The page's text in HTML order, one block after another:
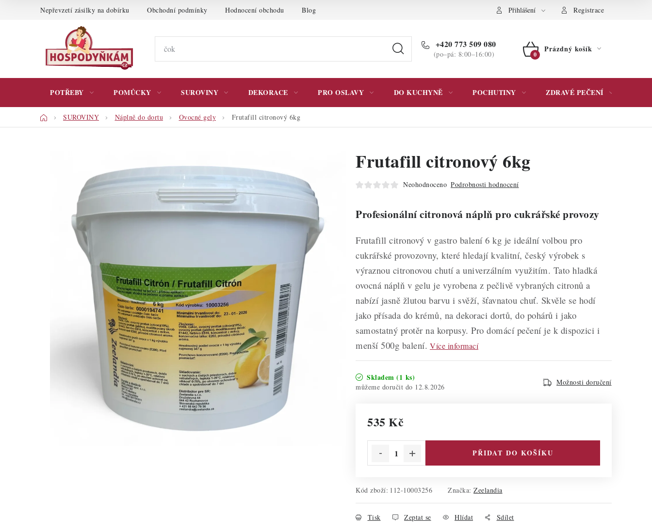
Nepřevzetí zásilky na dobírku Obchodní podmínky Hodnocení obchodu Blog Podmínky ochrany osobních údajů Přihlášení Registrace
+420 773 509 080
(po–pá: 8:00–16:00)
NÁKUPNÍ
Prázdný košík
POTŘEBY POMŮCKY SUROVINY DEKORACE PRO OSLAVY DO KUCHYNĚ POCHUTINY ZDRAVÉ PEČENÍ
DomůSUROVINY Náplně do dortu Ovocné gely Frutafill citronový 6kg
Frutafill citronový 6kg
Neohodnoceno Podrobnosti hodnocení
Profesionální citronová náplň pro cukrářské provozy
Frutafill citronový v gastro balení 6 kg je ideální volbou pro
cukrářské provozovny, které hledají kvalitní, český výrobek s
výraznou citronovou chutí a univerzálním využitím. Tato hladká
ovocná náplň v gelu je vyrobena z pečlivě vybraných citronů a
nabízí jasně žlutou barvu i svěží, šťavnatou chuť. Skvěle se hodí
jako přísada do krémů, na dekoraci dortů, do pohárů i jako
samostatný protěr na korpusy. Pro domácí pečení je k dispozici i
menší 500g balení. Více informací
Skladem (1 ks)
12.8.2026
Možnosti doručení
535 Kč
PŘIDAT DO KOŠÍKU
Kód zboží: 112-10003256 Značka: Zeelandia
Tisk Zeptat se Hlídat Sdílet